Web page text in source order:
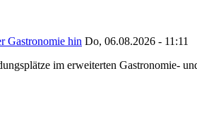
Gastronomie hin Do, 06.08.2026 - 11:11
im erweiterten Gastronomie-